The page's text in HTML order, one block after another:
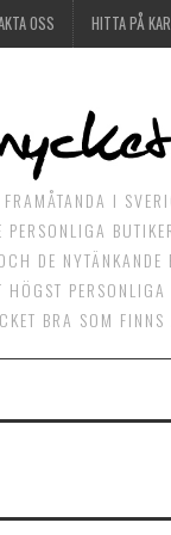
OSS HITTA PÅ
I
DE NYTÄNKANDE
HÖGST
BRA SOM FINNS